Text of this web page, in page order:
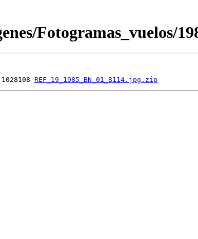
Fotogramas_vuelos/
REF_19_1985_BN_01_8114.jpg.zip